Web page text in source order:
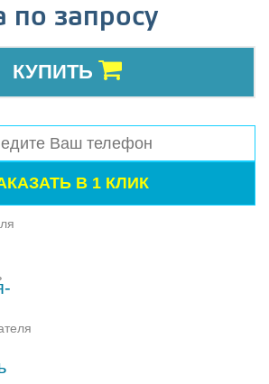
по запросу
КУПИТЬ